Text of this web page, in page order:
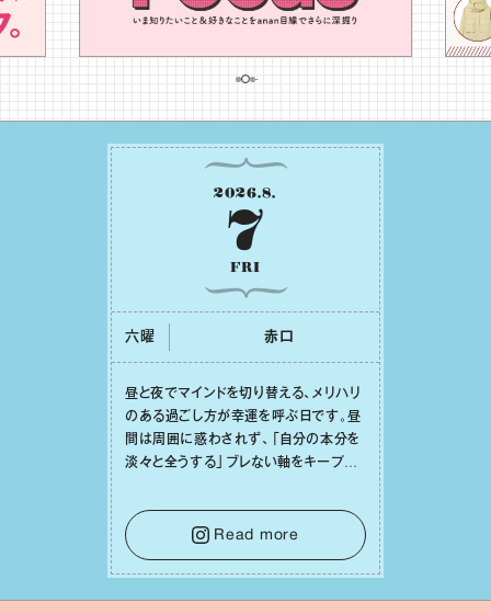
2026.8.
7
FRI
六曜 ⾚⼝
昼と夜でマインドを切り替える、メリハリ
のある過ごし⽅が幸運を呼ぶ⽇です。昼
間は周囲に惑わされず、「⾃分の本分を
淡々と全うする」ブレない軸をキープし
⾔葉に流されないよう、⼼にしっかりブ
レーキをかけること。この意識の切り替
えが、あなたに確かな安⼼感をもたらす
はずです。
Read more